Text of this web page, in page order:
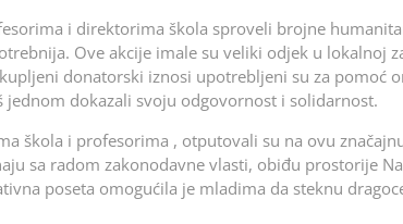
i direktorima škola sproveli brojne
Ove akcije imale su veliki odjek u lokalnoj
donatorski iznosi upotrebljeni su za pomoć
dokazali svoju odgovornost i solidarnost.
škola i profesorima , otputovali su na ovu
sa radom zakonodavne vlasti, obiđu prostorije
poseta omogućila je mladima da steknu